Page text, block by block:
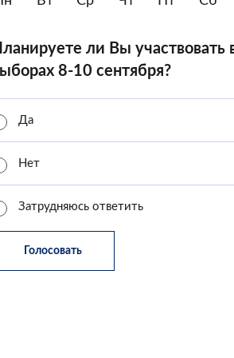
ли Вы участвовать
8-10 сентября?
Да
Нет
Затрудняюсь ответить